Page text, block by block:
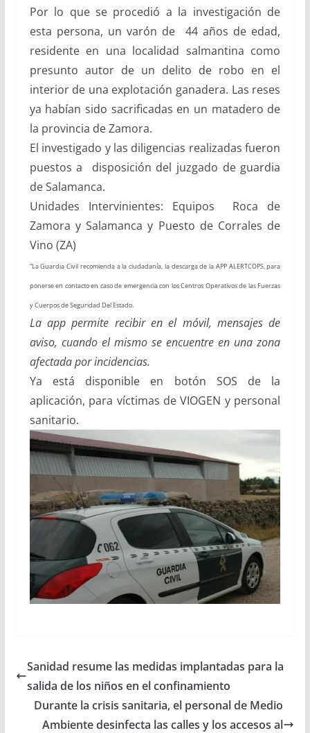
Por lo que se procedió a la investigación de
esta persona, un varón de 44 años de edad,
residente en una localidad salmantina como
presunto autor de un delito de robo en el
interior de una explotación ganadera. Las reses
ya habían sido sacrificadas en un matadero de
la provincia de Zamora.
El investigado y las diligencias realizadas fueron
puestos a disposición del juzgado de guardia
de Salamanca.
Unidades Intervinientes: Equipos Roca de
Zamora y Salamanca y Puesto de Corrales de
Vino (ZA)
“La Guardia Civil recomienda a la ciudadanía, la descarga de la APP ALERTCOPS, para
ponerse en contacto en caso de emergencia con los Centros Operativos de las Fuerzas
y Cuerpos de Seguridad Del Estado.
La app permite recibir en el móvil, mensajes de
aviso, cuando el mismo se encuentre en una zona
afectada por incidencias.
Ya está disponible en botón SOS de la
aplicación, para víctimas de VIOGEN y personal
sanitario.
Sanidad resume las medidas implantadas para la
salida de los niños en el confinamiento
Durante la crisis sanitaria, el personal de Medio
Ambiente desinfecta las calles y los accesos al